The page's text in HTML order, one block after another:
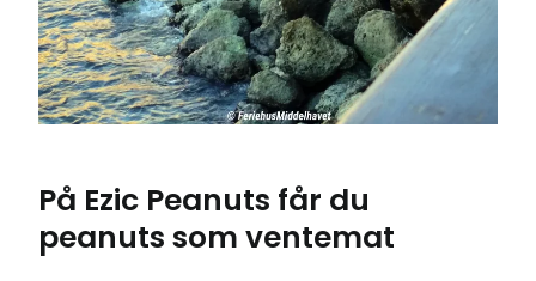
På Ezic Peanuts får du
peanuts som ventemat